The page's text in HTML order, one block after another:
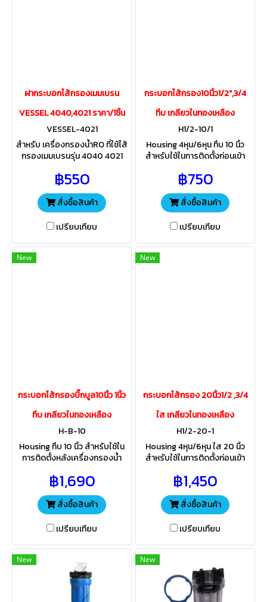
ฝากระบอกไส้กรองเมมเบรน
VESSEL 4040,4021 ราคา/1ชิ้น
VESSEL-4021
สำหรับ เครื่องกรองน้ำRO ที่ใช้ไส้
กรองเมมเบรนรุ่น 4040 4021
กระบอกสแตนเลสและกระบอกไฟ
เบอร์กลาส์
฿550
สั่งซื้อสินค้า
เปรียบเทียบ
กระบอกไส้กรอง10นิ้ว1/2",3/4
ทึบ เกลียวในทองเหลือง
H1/2-10/1
Housing 4หุน/6หุน ทึบ 10 นิ้ว
สำหรับใช้ในการติดตั้งก่อนเข้า
ป้องกันไม่ให้ตะกอนสิ่งสกปรก
สามารถตั้งนอกอาคารได้
฿750
สั่งซื้อสินค้า
เปรียบเทียบ
New
กระบอกไส้กรองบิ๊กบูล10นิ้ว 1นิ้ว
ทึบ เกลียวในทองเหลือง
H-B-10
Housing ทึบ 10 นิ้ว สำหรับใช้ใน
การติดตั้งหลังเครื่องกรองน้ำ
สิ่งสกปรก สามารถตั้งนอก
อาคารได้ ตัวกระบอกทำมาจาก
วัสดุ AS
฿1,690
สั่งซื้อสินค้า
เปรียบเทียบ
New
กระบอกไส้กรอง 20นิ้ว1/2 ,3/4
ใส เกลียวในทองเหลือง
H1/2-20-1
Housing 4หุน/6หุน ใส 20 นิ้ว
สำหรับใช้ในการติดตั้งก่อนเข้า
ป้องกันไม่ให้ตะกอนสิ่งสกปรก ติด
ตั้งภายในอาคาร ไม่ให้โดน
แสงแดด
฿1,450
สั่งซื้อสินค้า
เปรียบเทียบ
New New